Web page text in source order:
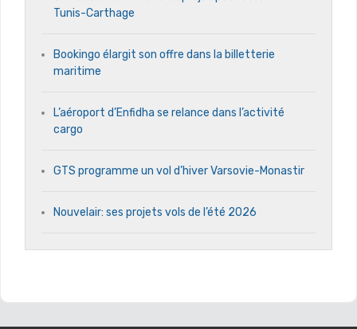
Tunis-Carthage
Bookingo élargit son offre dans la billetterie
maritime
L’aéroport d’Enfidha se relance dans l’activité
cargo
GTS programme un vol d’hiver Varsovie-Monastir
Nouvelair: ses projets vols de l’été 2026